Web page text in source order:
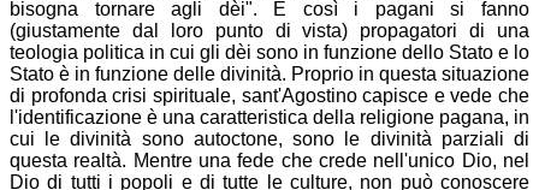
bisogna tornare agli dèi". E così i pagani si fanno
(giustamente dal loro punto di vista) propagatori di una
teologia politica in cui gli dèi sono in funzione dello Stato e lo
Stato è in funzione delle divinità. Proprio in questa situazione
di profonda crisi spirituale, sant'Agostino capisce e vede che
l'identificazione è una caratteristica della religione pagana, in
cui le divinità sono autoctone, sono le divinità parziali di
questa realtà. Mentre una fede che crede nell'unico Dio, nel
Dio di tutti i popoli e di tutte le culture, non può conoscere